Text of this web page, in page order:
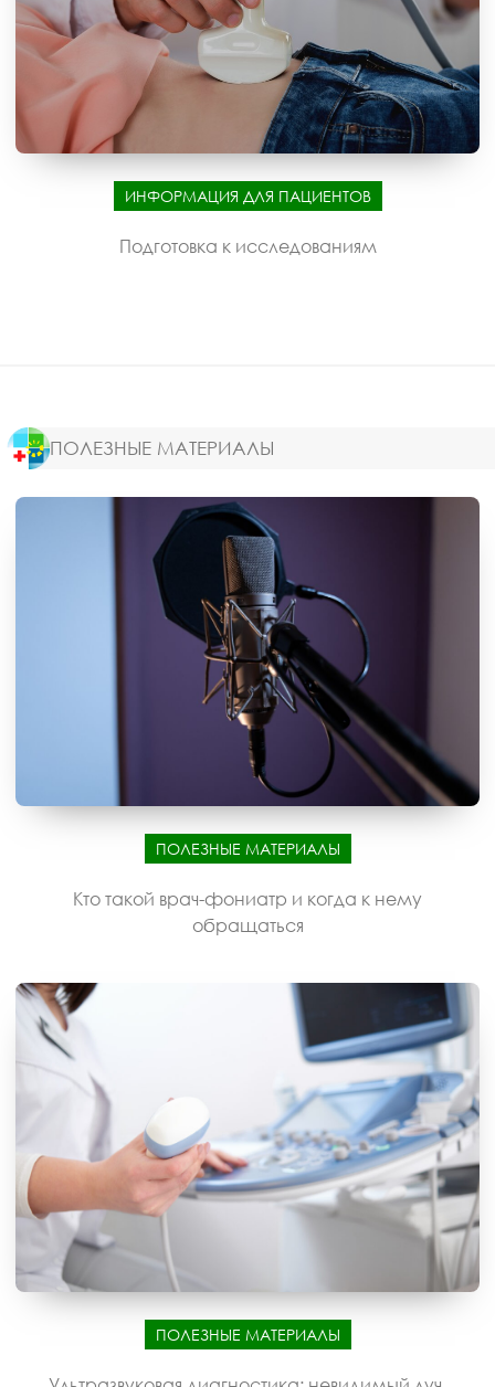
ИНФОРМАЦИЯ ДЛЯ ПАЦИЕНТОВ
Подготовка к исследованиям
ПОЛЕЗНЫЕ МАТЕРИАЛЫ
ПОЛЕЗНЫЕ МАТЕРИАЛЫ
Кто такой врач-фониатр и когда к нему
обращаться
ПОЛЕЗНЫЕ МАТЕРИАЛЫ